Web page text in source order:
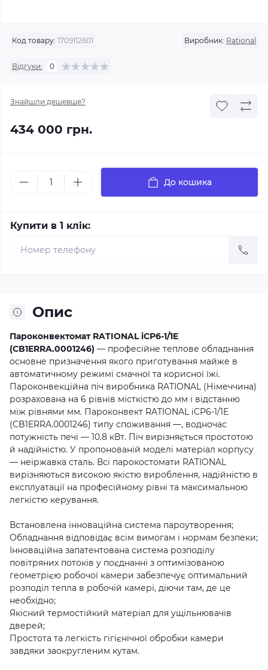
Код товару: 1709112601 Виробник: Rational
Відгуки: 0
Знайшли дешевше?
434 000 грн.
До кошика
Купити в 1 клік:
Опис
Пароконвектомат RATIONAL iCP6-1/1E
(CB1ERRA.0001246) — професійне теплове обладнання
основне призначення якого приготування майже в
автоматичному режимі смачної та корисної їжі.
Пароконвекційна піч виробника RATIONAL (Німеччина)
розрахована на 6 рівнів місткістю до мм і відстанню
між рівнями мм. Пароконвект RATIONAL iCP6-1/1E
(CB1ERRA.0001246) типу споживання —, водночас
потужність печі — 10.8 кВт. Піч вирізняється простотою
й надійністю. У пропонованій моделі матеріал корпусу
— неіржавка сталь. Всі парокостомати RATIONAL
вирізняються високою якістю вироблення, надійністю в
експлуатації на професійному рівні та максимальною
легкістю керування.
Встановлена інноваційна система пароутворення;
Обладнання відповідає всім вимогам і нормам безпеки;
Інноваційна запатентована система розподілу
повітряних потоків у поєднанні з оптимізованою
геометрією робочої камери забезпечує оптимальний
розподіл тепла в робочій камері, діючи там, де це
необхідно;
Якісний термостійкий матеріал для ущільнювачів
дверей;
Простота та легкість гігієнічної обробки камери
завдяки заокругленим кутам.